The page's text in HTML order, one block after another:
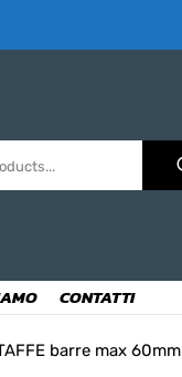
CONTATTI
barre max 60mm